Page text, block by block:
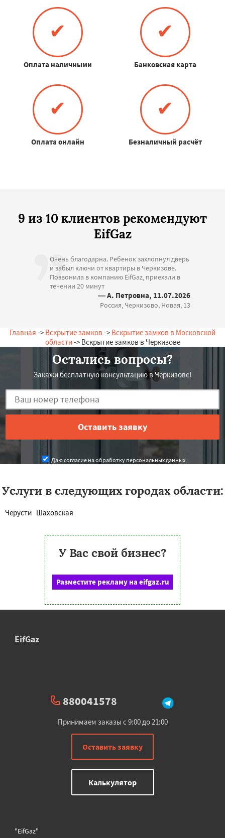
✔
Оплата наличными
✔
Банковская карта
✔
Оплата онлайн
✔
Безналичный расчёт
9 из 10 клиентов рекомендуют
EifGaz
Очень благодарна. Ребенок захлопнул дверь
и забыл ключи от квартиры в Черкизове.
Позвонила в компанию EifGaz, приехали в
течении 20 минут
— А. Петровна, 11.07.2026
Россия, Черкизово, Новая, 13
Главная -> Вскрытие замков -> Вскрытие замков в Московской
области-> Вскрытие замков в Черкизове
Остались вопросы?
Закажи бесплатную консультацию в Черкизове!
Даю согласие на обработку персональных данных
Услуги в следующих городах области:
Черусти Шаховская
У Вас свой бизнес?
Разместите рекламу на eifgaz.ru
EifGaz
880041578
Принимаем заказы с 9:00 до 21:00
Оставить заявку
Калькулятор
"EifGaz"